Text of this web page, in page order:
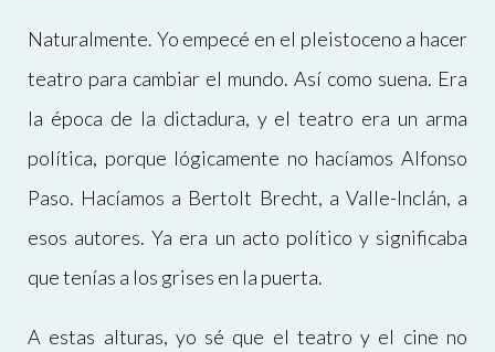
Naturalmente. Yo empecé en el pleistoceno a hacer
teatro para cambiar el mundo. Así como suena. Era
la época de la dictadura, y el teatro era un arma
política, porque lógicamente no hacíamos Alfonso
Paso. Hacíamos a Bertolt Brecht, a Valle-Inclán, a
esos autores. Ya era un acto político y significaba
que tenías a los grises en la puerta.
A estas alturas, yo sé que el teatro y el cine no